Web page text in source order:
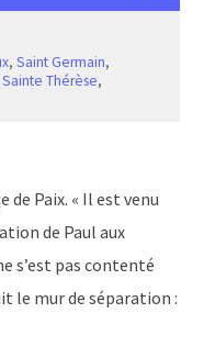
,Saint Germain,
Sainte Thérèse,
de Paix. « Il est venu
de Paul aux
s’est pas contenté
le mur de séparation :